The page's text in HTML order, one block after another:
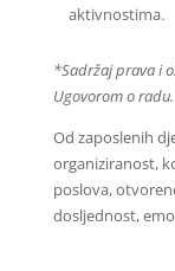
aktivnostima.
*Sadržaj prava i
Ugovorom o radu.
Od zaposlenih
organiziranost,
poslova,
dosljednost,